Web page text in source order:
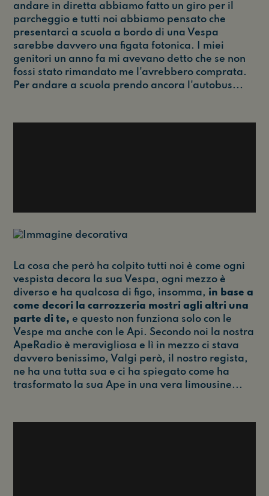
andare in diretta abbiamo fatto un giro per il
parcheggio e tutti noi abbiamo pensato che
presentarci a scuola a bordo di una Vespa
sarebbe davvero una figata fotonica. I miei
genitori un anno fa mi avevano detto che se non
fossi stato rimandato me l'avrebbero comprata.
Per andare a scuola prendo ancora l'autobus...
La cosa che però ha colpito tutti noi è come ogni
vespista decora la sua Vespa, ogni mezzo è
diverso e ha qualcosa di figo, insomma, in base a
come decori la carrozzeria mostri agli altri una
parte di te, e questo non funziona solo con le
Vespe ma anche con le Api. Secondo noi la nostra
ApeRadio è meravigliosa e lì in mezzo ci stava
davvero benissimo, Valgi però, il nostro regista,
ne ha una tutta sua e ci ha spiegato come ha
trasformato la sua Ape in una vera limousine...